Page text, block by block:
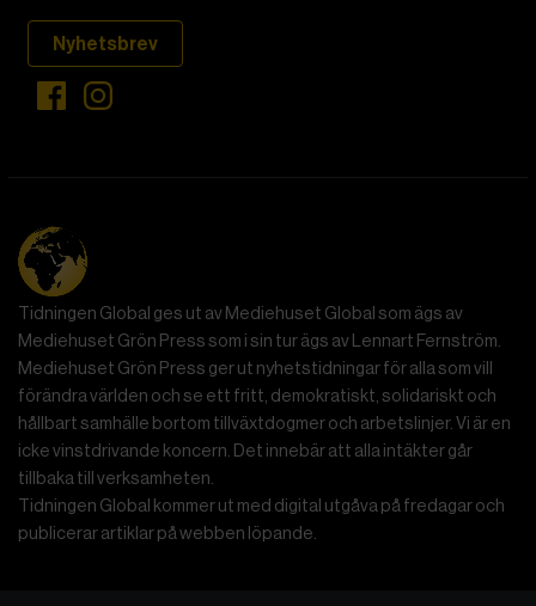
USA. Så när hon började forska om boken Origins i
början av 1940-talet var hon inte främmande för
totalitarism.
krock mellan raser; för stalinismen var det en klasskamp.
Hur som helst försökte totalitära ledare verkställa
historiska ”lagar” genom att med våld omforma de
människor de styrde.
Totalitarism vill isolera individer
Mänskligheten, sade Arendt, kännetecknas av sin
oändliga variation – ingen person kan någonsin helt
ersätta en annan. Totalitarism syftade till att förstöra
detta. Den isolerade individer, upplöste de band genom
vilka de förenar och stärker varandra, och försökte